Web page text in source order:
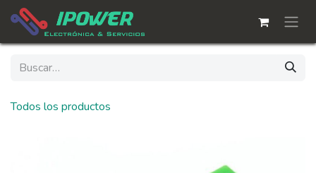
Ir al contenido
Todos los productos